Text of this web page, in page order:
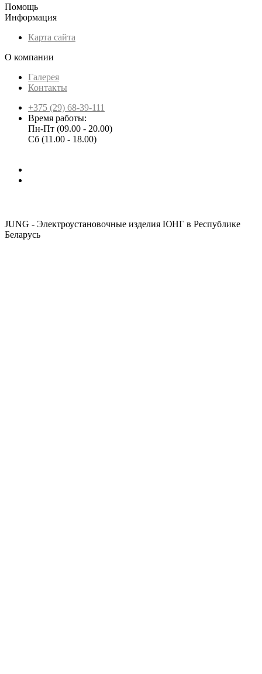
Помощь
Информация
Карта сайта
О компании
Галерея
Контакты
+375 (29) 68-39-111
Время работы:
Пн-Пт (09.00 - 20.00)
Сб (11.00 - 18.00)
JUNG - Электроустановочные изделия ЮНГ в Республике
Беларусь